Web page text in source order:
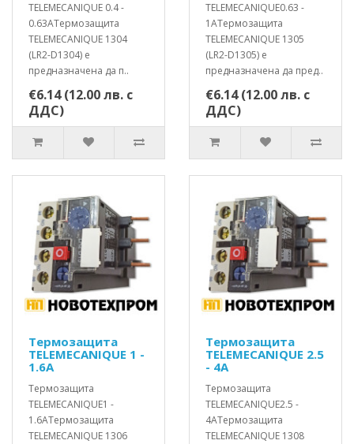
TELEMECANIQUE 0.4 -
0.63AТермозащита
TELEMECANIQUE 1304
(LR2-D1304) е
предназначенa да п..
€6.14 (12.00 лв. с
ДДС)
TELEMECANIQUE0.63 -
1AТермозащита
TELEMECANIQUE 1305
(LR2-D1305) е
предназначенa да пред..
€6.14 (12.00 лв. с
ДДС)
Термозащита
TELEMECANIQUE 1 -
1.6A
Термозащита
TELEMECANIQUE1 -
1.6AТермозащита
TELEMECANIQUE 1306
Термозащита
TELEMECANIQUE 2.5
- 4A
Термозащита
TELEMECANIQUE2.5 -
4AТермозащита
TELEMECANIQUE 1308